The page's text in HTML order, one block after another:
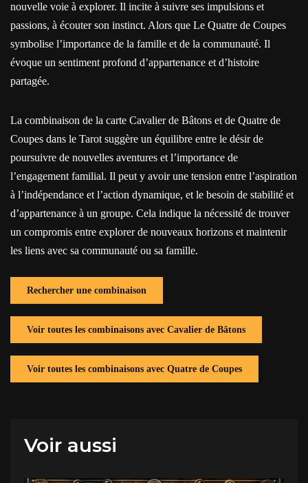
nouvelle voie à explorer. Il incite à suivre ses impulsions et
passions, à écouter son instinct. Alors que Le Quatre de Coupes
symbolise l’importance de la famille et de la communauté. Il
évoque un sentiment profond d’appartenance et d’histoire
partagée.
La combinaison de la carte Cavalier de Bâtons et de Quatre de
Coupes dans le Tarot suggère un équilibre entre le désir de
poursuivre de nouvelles aventures et l’importance de
l’engagement familial. Il peut y avoir une tension entre l’aspiration
à l’indépendance et l’action dynamique, et le besoin de stabilité et
d’appartenance à un groupe. Cela indique la nécessité de trouver
un compromis entre explorer de nouveaux horizons et maintenir
les liens avec sa communauté ou sa famille.
Rechercher une combinaison
Voir toutes les combinaisons avec Cavalier de Bâtons
Voir toutes les combinaisons avec Quatre de Coupes
Voir aussi